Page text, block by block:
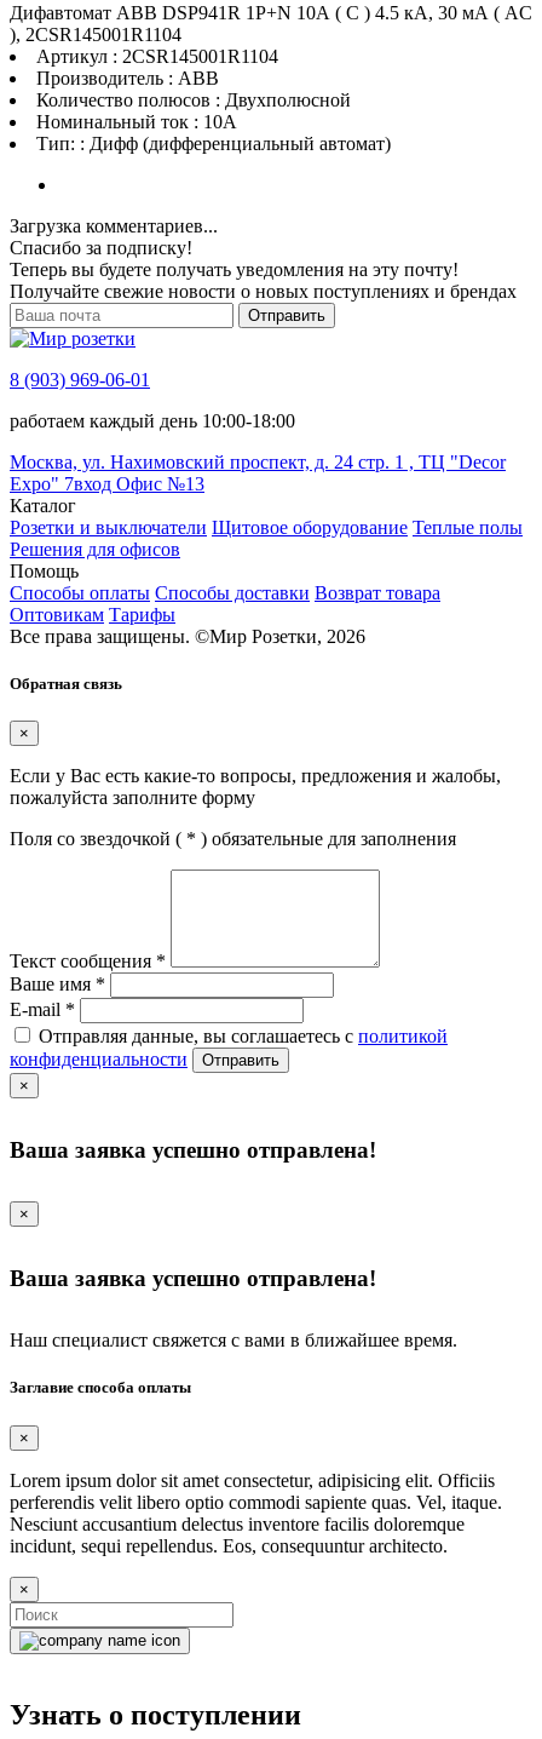
Дифавтомат ABB DSР941R 1P+N 10А ( C ) 4.5 кА, 30 мА ( AC
), 2CSR145001R1104
Артикул : 2CSR145001R1104
Производитель : ABB
Количество полюсов : Двухполюсной
Номинальный ток : 10A
Тип: : Дифф (дифференциальный автомат)
Загрузка комментариев...
Спасибо за подписку!
Теперь вы будете получать уведомления на эту почту!
Получайте свежие новости о новых поступлениях и брендах
Отправить
8 (903) 969-06-01
работаем каждый день 10:00-18:00
Москва, ул. Нахимовский проспект, д. 24 стр. 1 , ТЦ "Decor
Expo" 7вход Офис №13
Каталог
Розетки и выключатели Щитовое оборудование Теплые полы
Решения для офисов
Помощь
Способы оплаты Способы доставки Возврат товара
Оптовикам Тарифы
Все права защищены. ©Мир Розетки, 2026
Обратная связь
×
Если у Вас есть какие-то вопросы, предложения и жалобы,
пожалуйста заполните форму
Поля со звездочкой ( * ) обязательные для заполнения
Текст сообщения *
Ваше имя *
E-mail *
Отправляя данные, вы соглашаетесь с политикой
конфиденциальности
Отправить
×
Ваша заявка успешно отправлена!
×
Ваша заявка успешно отправлена!
Наш специалист свяжется с вами в ближайшее время.
Заглавие способа оплаты
×
Lorem ipsum dolor sit amet consectetur, adipisicing elit. Officiis
perferendis velit libero optio commodi sapiente quas. Vel, itaque.
Nesciunt accusantium delectus inventore facilis doloremque
incidunt, sequi repellendus. Eos, consequuntur architecto.
×
Узнать о поступлении